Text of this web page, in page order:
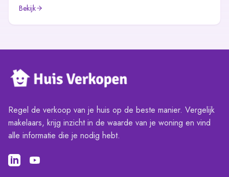
Bekijk
Regel de verkoop van je huis op de beste manier. Vergelijk
makelaars, krijg inzicht in de waarde van je woning en vind
alle informatie die je nodig hebt.